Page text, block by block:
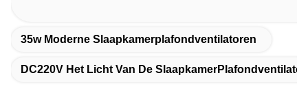
35w Moderne Slaapkamerplafondventilatoren
DC220V Het Licht Van De SlaapkamerPlafondventilator